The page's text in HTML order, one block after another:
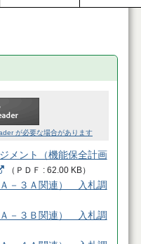
が必要な場合があります
メント（機能保全計画
（ ＰＤＦ 62.00 KB）
－３Ａ関連） 入札調
－３Ｂ関連） 入札調